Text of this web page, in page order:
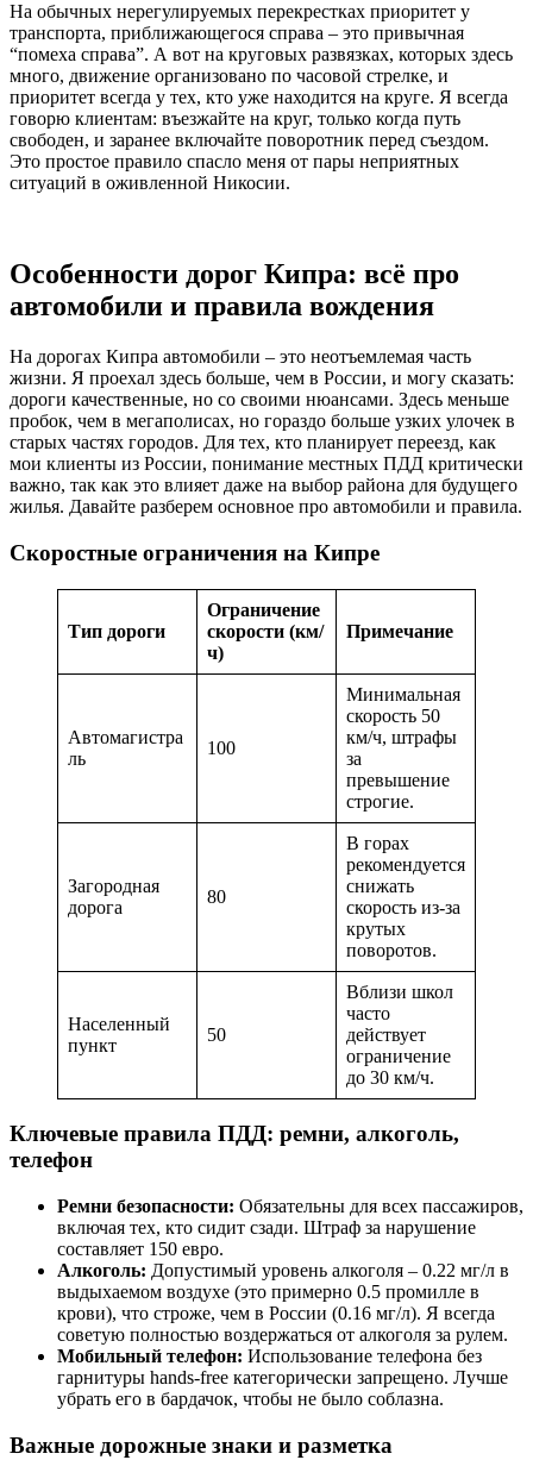
На обычных нерегулируемых перекрестках приоритет у
транспорта, приближающегося справа – это привычная
“помеха справа”. А вот на круговых развязках, которых здесь
много, движение организовано по часовой стрелке, и
приоритет всегда у тех, кто уже находится на круге. Я всегда
говорю клиентам: въезжайте на круг, только когда путь
свободен, и заранее включайте поворотник перед съездом.
Это простое правило спасло меня от пары неприятных
ситуаций в оживленной Никосии.
Особенности дорог Кипра: всё про
автомобили и правила вождения
На дорогах Кипра автомобили – это неотъемлемая часть
жизни. Я проехал здесь больше, чем в России, и могу сказать:
дороги качественные, но со своими нюансами. Здесь меньше
пробок, чем в мегаполисах, но гораздо больше узких улочек в
старых частях городов. Для тех, кто планирует переезд, как
мои клиенты из России, понимание местных ПДД критически
важно, так как это влияет даже на выбор района для будущего
жилья. Давайте разберем основное про автомобили и правила.
Скоростные ограничения на Кипре
Тип дороги
Ограничение
скорости (км/
ч)
Примечание
Автомагистра
ль
100
Минимальная
скорость 50
км/ч, штрафы
за
превышение
строгие.
Загородная
дорога
80
В горах
рекомендуется
снижать
скорость из-за
крутых
поворотов.
Населенный
пункт
50
Вблизи школ
часто
действует
ограничение
до 30 км/ч.
Ключевые правила ПДД: ремни, алкоголь,
телефон
Ремни безопасности: Обязательны для всех пассажиров,
включая тех, кто сидит сзади. Штраф за нарушение
составляет 150 евро.
Алкоголь: Допустимый уровень алкоголя – 0.22 мг/л в
выдыхаемом воздухе (это примерно 0.5 промилле в
крови), что строже, чем в России (0.16 мг/л). Я всегда
советую полностью воздержаться от алкоголя за рулем.
Мобильный телефон: Использование телефона без
гарнитуры hands-free категорически запрещено. Лучше
убрать его в бардачок, чтобы не было соблазна.
Важные дорожные знаки и разметка